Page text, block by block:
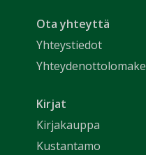
Ota yhteyttä
Yhteystiedot
Yhteydenottolomake
Kirjat
Kirjakauppa
Kustantamo